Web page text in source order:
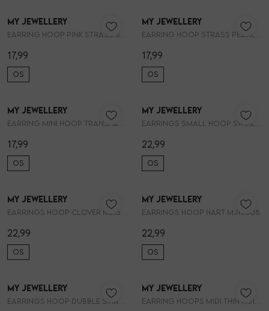
1 /2
My Jewellery
17,99
OS
1 /2
My Jewellery
17,99
OS
1 /2
My Jewellery
17,99
OS
1 /2
My Jewellery
22,99
OS
1 /2
My Jewellery
22,99
OS
1 /2
My Jewellery
Earrings hoop hart MJ15508
22,99
OS
1 /2
My Jewellery 1 /2
My Jewellery